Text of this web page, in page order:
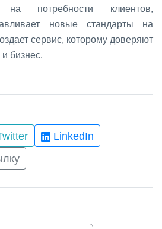
на потребности клиентов,
новые стандарты на
сервис, которому доверяют
бизнес.
LinkedIn